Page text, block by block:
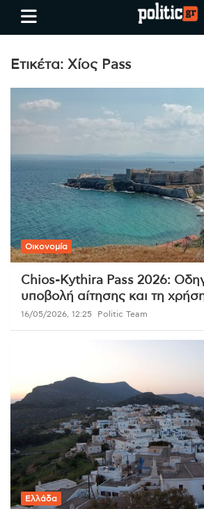
Skip
Ειδήσεις
Θεσσαλονίκη, την
όλο τον
politic.gr
Ετικέτα: Χίος Pass
Οικονομία
Chios-Kythira Pass 2026:
υποβολή αίτησης και τη
16/05/2026, 12:25 Politic Team
Ελλάδα